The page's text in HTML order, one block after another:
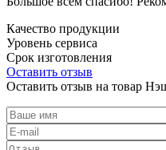
Качество продукции
Уровень сервиса
Срок изготовления
Оставить отзыв
Оставить отзыв на товар